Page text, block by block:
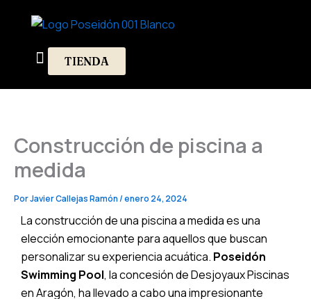
contenido
TIENDA
Construcción de piscina a
medida
PorJavier Callejas Ramón/enero 24, 2024
La construcción de una piscina a medida es una
elección emocionante para aquellos que buscan
personalizar su experiencia acuática. Poseidón
Swimming Pool, la concesión deDesjoyaux Piscinas
en Aragón, ha llevado a cabo una impresionante